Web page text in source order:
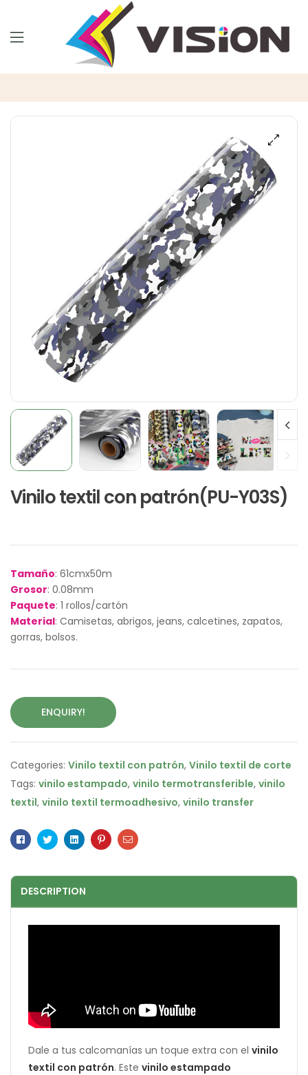
Vinilo textil con patrón(PU-Y03S)
Tamaño: 61cmx50m
Grosor: 0.08mm
Paquete: 1 rollos/cartón
Material: Camisetas, abrigos, jeans, calcetines, zapatos,
gorras, bolsos.
ENQUIRY!
Categories: Vinilo textil con patrón, Vinilo textil de corte
Tags: vinilo estampado, vinilo termotransferible, vinilo
textil, vinilo textil termoadhesivo, vinilo transfer
Facebook
TwitterLinkedinPinterestEmail
DESCRIPTION
Dale a tus calcomanías un toque extra con el vinilo
textil con patrón. Este vinilo estampado